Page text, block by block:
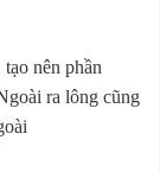
nên phần
ra lông cũng